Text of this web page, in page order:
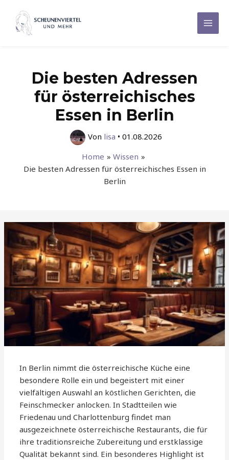
Inhalt
springen
Main
Die besten Adressen
für österreichisches
Essen in Berlin
Von lisa • 01.08.2026
Home
Wissen
Die besten Adressen für österreichisches Essen in
Berlin
In Berlin nimmt die österreichische Küche eine
besondere Rolle ein und begeistert mit einer
vielfältigen Auswahl an köstlichen Gerichten, die
Feinschmecker anlocken. In Stadtteilen wie
Friedenau und Charlottenburg findet man
ausgezeichnete österreichische Restaurants, die für
ihre traditionsreiche Zubereitung und erstklassige
Qualität bekannt sind. Ein besonderes Highlight ist